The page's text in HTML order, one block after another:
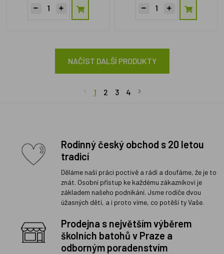
NAČÍST DALŠÍ PRODUKTY
1 2 3 4
Rodinný český obchod s 20 letou
tradicí
Děláme naši práci poctivě a rádi a doufáme, že je to
znát. Osobní přístup ke každému zákazníkovi je
základem našeho podnikání. Jsme rodiče dvou
úžasných dětí, a i proto víme, co potěší ty Vaše.
Prodejna s největším výběrem
školních batohů v Praze a
odborným poradenstvím